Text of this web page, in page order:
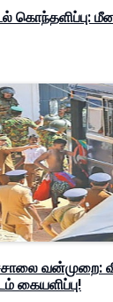
கொந்தளிப்பு:
கையளிப்பு!